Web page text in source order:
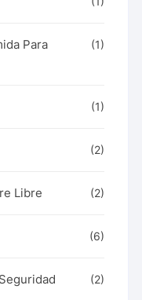
Para
(1)
(1)
(2)
Libre (2)
(6)
(2)